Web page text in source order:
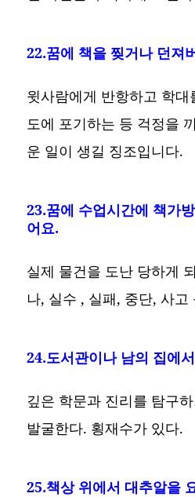
22.꿈에 책을 찢거나 던져
윗사람에게 반항하고 학
도에 포기하는 등 걱정을
운 일이 생길 징조입니다.
23.꿈에 수업시간에 책가
어요.
실제 물건을 도난 당하게
나, 실수 , 실패, 중단, 사고
24.도서관이나 남의 집에
깊은 학문과 진리를 탐구
발굴한다. 횡재수가 있다.
25.책상 위에서 대추알을